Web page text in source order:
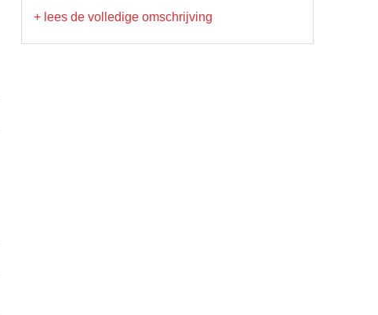
+ lees de volledige omschrijving